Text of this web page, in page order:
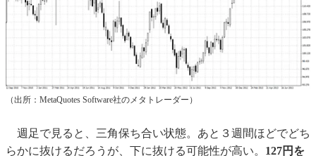
（出所：MetaQuotes Software社のメタトレーダー）
週足で見ると、三角保ち合い状態。あと３週間ほどでどち
らかに抜けるだろうが、下に抜ける可能性が高い。 127円を